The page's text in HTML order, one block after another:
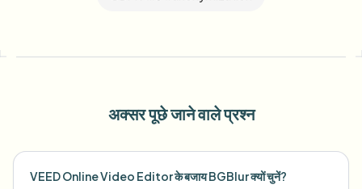
अक्सर पूछे जाने वाले प्रश्न
VEED Online Video Editor के बजाय BGBlur क्यों चुनें?